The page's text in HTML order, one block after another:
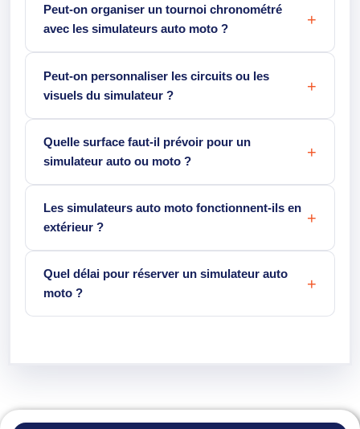
Peut-on organiser un tournoi chronométré
avec les simulateurs auto moto ?
Peut-on personnaliser les circuits ou les
visuels du simulateur ?
Quelle surface faut-il prévoir pour un
simulateur auto ou moto ?
Les simulateurs auto moto fonctionnent-ils en
extérieur ?
Quel délai pour réserver un simulateur auto
moto ?